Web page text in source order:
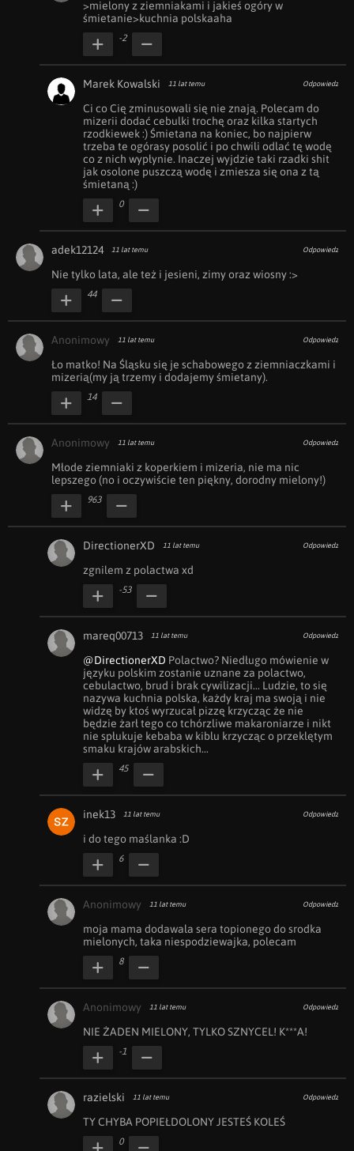
>mielony z ziemniakami i jakieś ogóry w
śmietanie>kuchnia polskaaha
-2
Marek Kowalski 11 lat temu Odpowiedz
Ci co Cię zminusowali się nie znają. Polecam do
mizerii dodać cebulki trochę oraz kilka startych
rzodkiewek :) Śmietana na koniec, bo najpierw
trzeba te ogórasy posolić i po chwili odlać tę wodę
co z nich wypłynie. Inaczej wyjdzie taki rzadki shit
jak osolone puszczą wodę i zmiesza się ona z tą
śmietaną :)
0
adek12124 11 lat temu Odpowiedz
Nie tylko lata, ale też i jesieni, zimy oraz wiosny :>
44
Anonimowy 11 lat temu Odpowiedz
Ło matko! Na Śląsku się je schabowego z ziemniaczkami i
mizerią(my ją trzemy i dodajemy śmietany).
14
Anonimowy 11 lat temu Odpowiedz
Młode ziemniaki z koperkiem i mizeria, nie ma nic
lepszego (no i oczywiście ten piękny, dorodny mielony!)
963
DirectionerXD 11 lat temu Odpowiedz
zgnilem z polactwa xd
-53
mareq00713 11 lat temu Odpowiedz
@DirectionerXD Polactwo? Niedługo mówienie w
języku polskim zostanie uznane za polactwo,
cebulactwo, brud i brak cywilizacji... Ludzie, to się
nazywa kuchnia polska, każdy kraj ma swoją i nie
widzę by ktoś wyrzucał pizzę krzycząc że nie
będzie żarł tego co tchórzliwe makaroniarze i nikt
nie spłukuje kebaba w kiblu krzycząc o przeklętym
smaku krajów arabskich...
45
inek13 11 lat temu Odpowiedz
i do tego maślanka :D
6
Anonimowy 11 lat temu Odpowiedz
moja mama dodawala sera topionego do srodka
mielonych, taka niespodziewajka, polecam
8
Anonimowy 11 lat temu Odpowiedz
NIE ŻADEN MIELONY, TYLKO SZNYCEL! K***A!
-1
razielski 11 lat temu Odpowiedz
TY CHYBA POPIEŁDOLONY JESTEŚ KOLEŚ
0